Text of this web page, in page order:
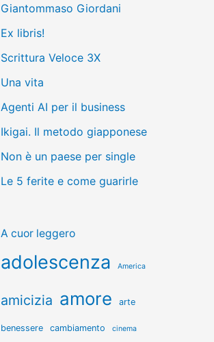
Giantommaso Giordani
Ex libris!
Scrittura Veloce 3X
Una vita
Agenti AI per il business
Ikigai. Il metodo giapponese
Non è un paese per single
Le 5 ferite e come guarirle
A cuor leggero
adolescenza America
amicizia amore arte
benessere cambiamento cinema